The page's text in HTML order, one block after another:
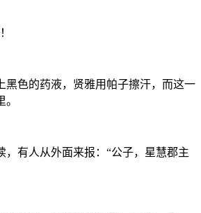
色的药液，贤雅用帕子擦汗，而这一
有人从外面来报：“公子，星慧郡主